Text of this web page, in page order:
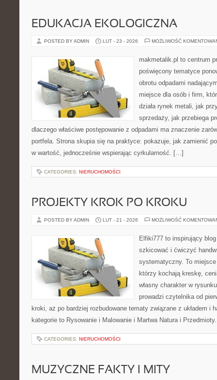
EDUKACJA EKOLOGICZNA
POSTED BY ADMIN LUT - 23 - 2026 MOŻLIWOŚĆ
makmetalik.pl to centrum
poświęcony tematyce
obrotu odpadami
miejsce dla osób i firm,
działa rynek metali, jak
sprzedaży, jak przebiega
dlaczego właściwe postępowanie z odpadami ma znaczenie
portfela. Strona skupia się na praktyce: pokazuje, jak zamienić
w wartość, jednocześnie wspierając cyrkularność. […]
CATEGORIES: NIERUCHOMOŚCI
PROJEKTY KROK PO KROKU
POSTED BY ADMIN LUT - 21 - 2026 MOŻLIWOŚĆ
Elfiki777 to inspirujący
szkicować i ćwiczyć
systematyczny. To
którzy kochają kreskę,
własny charakter w
prowadzi czytelnika od
kroki, aż po bardziej rozbudowane tematy związane z układem i
kategorie to Rysowanie i Malowanie i Martwa Natura i
CATEGORIES: NIERUCHOMOŚCI
MUZYCZNE FAKTY I MITY